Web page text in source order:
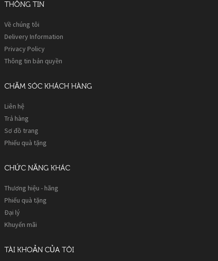
THÔNG TIN
Về chúng tôi
Delivery Information
Privacy Policy
Thông tin bản quyền
CHĂM SÓC KHÁCH HÀNG
Liên hệ
Trả hàng
Sơ đồ trang
Phiếu quà tặng
CHỨC NĂNG KHÁC
Thương hiệu - hãng
Phiếu quà tặng
Đại lý
Khuyến mãi
TÀI KHOẢN CỦA TÔI